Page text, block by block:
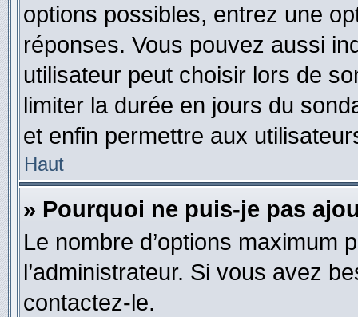
options possibles, entrez une
réponses. Vous pouvez aussi
utilisateur peut choisir lors de
limiter la durée en jours du
et enfin permettre aux
Haut
» Pourquoi ne puis-je pas
Le nombre d’options maximum
l’administrateur. Si vous avez
contactez-le.